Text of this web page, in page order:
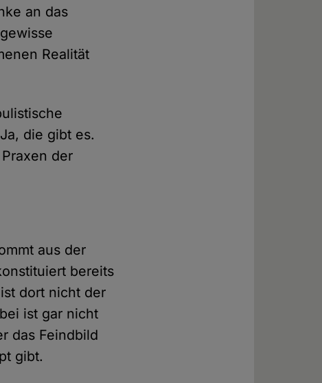
an das
Realität
die gibt es.
der
aus der
bereits
dort nicht der
ist gar nicht
das Feindbild
gibt.